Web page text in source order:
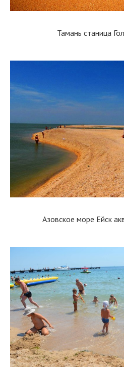
Тамань станица
Азовское море Ейск